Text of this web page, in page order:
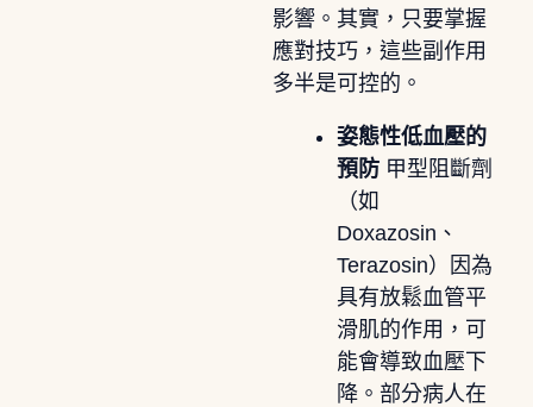
影響。其實，只要掌握
應對技巧，這些副作用
多半是可控的。
姿態性低血壓的
預防甲型阻斷劑
（如
Doxazosin、
Terazosin）因為
具有放鬆血管平
滑肌的作用，可
能會導致血壓下
降。部分病人在